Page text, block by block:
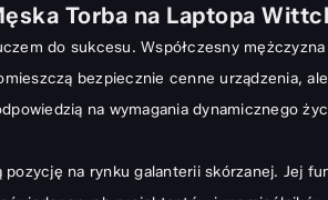
Wittchen to Idealny Wybór?
Torba na Laptopa
do sukcesu. Współczesny
bezpiecznie cenne urządzenia,
na wymagania dynamicznego
na rynku galanterii skórzanej. Jej